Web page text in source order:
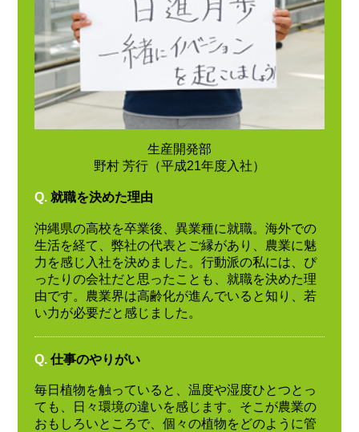
生産開発部
野村 芳行（平成21年度入社）
Q. 就職を決めた理由
沖縄県の高校を卒業後、異業種に就職。海外での
生活を経て、弊社の代表とご縁があり、農業に魅
力を感じ入社を決めました。行動派の私には、ぴ
ったりの会社だと思ったことも、就職を決めた理
由です。農業界は高齢化が進んでいると知り、若
い力が必要だと感じました。
Q. 仕事のやりがい
毎日植物を触っていると、温度や湿度ひとつとっ
ても、日々環境の違いを感じます。そこが農業の
おもしろいところで、個々の植物をどのように管